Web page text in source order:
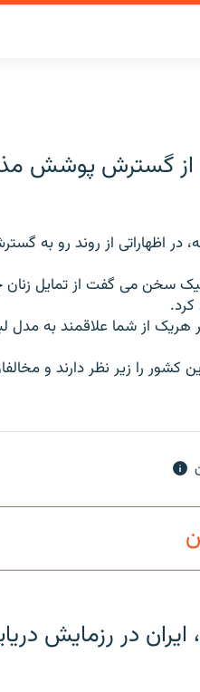
از گسترش پوشش
در اظهاراتی از روند رو به
سخن می گفت از تمایل
از شما علاقمند به مدل
را زیر نظر دارند و
ایران در رزمایش